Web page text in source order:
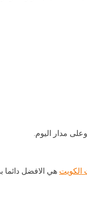
مدار اليوم.
الكويت هي الافضل دائما